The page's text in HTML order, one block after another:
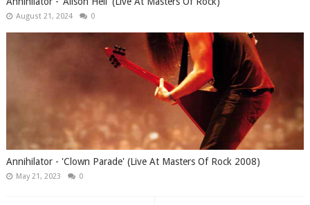
August 21, 2024 0
Annihilator - 'Clown Parade' (Live At Masters Of Rock 2008)
May 21, 2023 0